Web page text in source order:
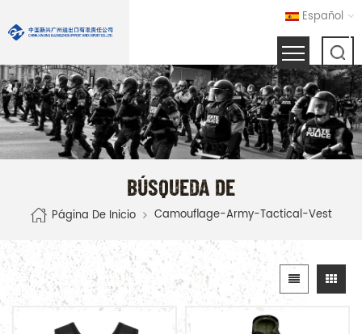
Español
BÚSQUEDA DE
Página De Inicio Camouflage-Army-Tactical-Vest